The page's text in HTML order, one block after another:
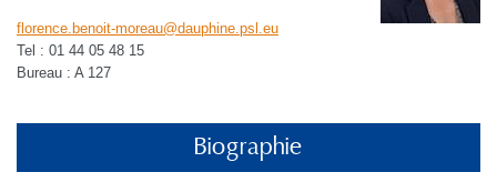
florence.benoit-moreau@dauphine.psl .eu
Tel : 01 44 05 48 15
Bureau : A 127
Biographie